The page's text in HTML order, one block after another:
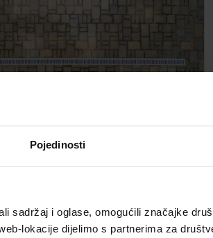
Pojedinosti
sadržaj i oglase, omogućili značajke
lokacije dijelimo s partnerima za
kanali za oborinsku
B125 prikladni su za
automobila.